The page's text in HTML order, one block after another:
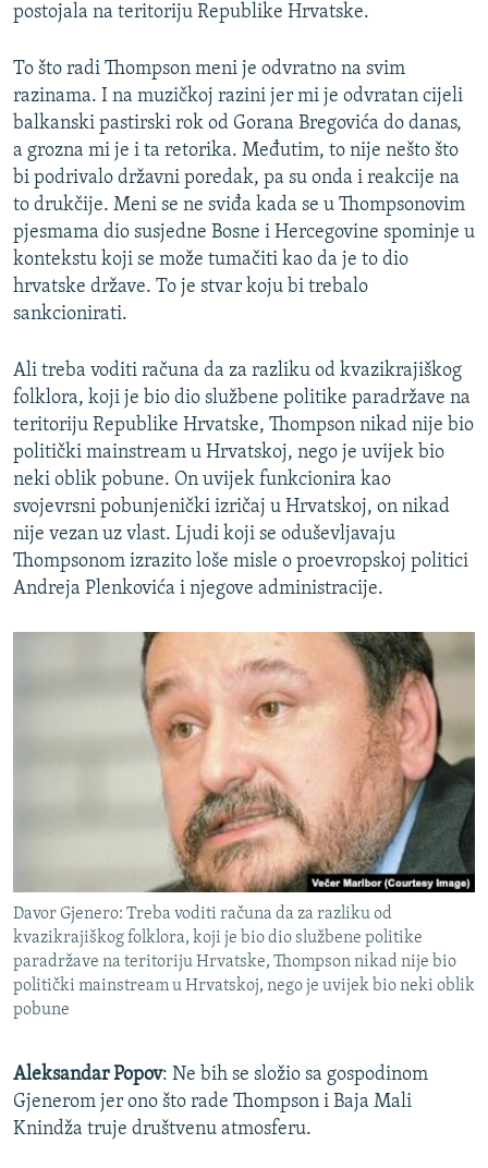
postojala na teritoriju Republike Hrvatske.
To što radi Thompson meni je odvratno na svim
razinama. I na muzičkoj razini jer mi je odvratan cijeli
balkanski pastirski rok od Gorana Bregovića do danas,
a grozna mi je i ta retorika. Međutim, to nije nešto što
bi podrivalo državni poredak, pa su onda i reakcije na
to drukčije. Meni se ne sviđa kada se u Thompsonovim
pjesmama dio susjedne Bosne i Hercegovine spominje u
kontekstu koji se može tumačiti kao da je to dio
hrvatske države. To je stvar koju bi trebalo
sankcionirati.
Ali treba voditi računa da za razliku od kvazikrajiškog
folklora, koji je bio dio službene politike paradržave na
teritoriju Republike Hrvatske, Thompson nikad nije bio
politički mainstream u Hrvatskoj, nego je uvijek bio
neki oblik pobune. On uvijek funkcionira kao
svojevrsni pobunjenički izričaj u Hrvatskoj, on nikad
nije vezan uz vlast. Ljudi koji se oduševljavaju
Thompsonom izrazito loše misle o proevropskoj politici
Andreja Plenkovića i njegove administracije.
Davor Gjenero: Treba voditi računa da za razliku od
kvazikrajiškog folklora, koji je bio dio službene politike
paradržave na teritoriju Hrvatske, Thompson nikad nije bio
politički mainstream u Hrvatskoj, nego je uvijek bio neki oblik
pobune
Aleksandar Popov: Ne bih se složio sa gospodinom
Gjenerom jer ono što rade Thompson i Baja Mali
Knindža truje društvenu atmosferu.